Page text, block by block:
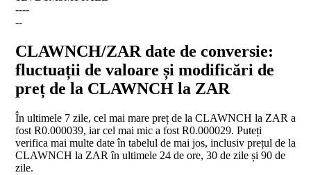
----
--
CLAWNCH/ZAR date de conversie:
fluctuații de valoare și modificări de
preț de la CLAWNCH la ZAR
În ultimele 7 zile, cel mai mare preț de la CLAWNCH la ZAR a
fost R0.000039, iar cel mai mic a fost R0.000029. Puteți
verifica mai multe date în tabelul de mai jos, inclusiv prețul de la
CLAWNCH la ZAR în ultimele 24 de ore, 30 de zile și 90 de
zile.